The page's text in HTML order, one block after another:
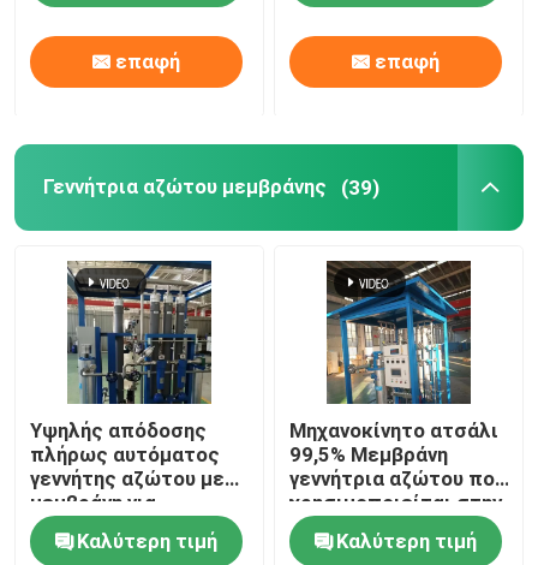
επαφή επαφή
Γεννήτρια αζώτου μεμβράνης (39)
Υψηλής απόδοσης
πλήρως αυτόματος
γεννήτης αζώτου με
μεμβράνη για
πετροχημικές
Καλύτερη τιμή
Μηχανοκίνητο ατσάλι
99,5% Μεμβράνη
γεννήτρια αζώτου που
χρησιμοποιείται στην
πετροχημική
βιομηχανία
Καλύτερη τιμή